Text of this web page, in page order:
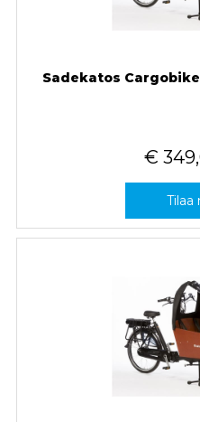
Sadekatos
€
Tilaa